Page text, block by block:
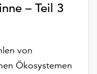
– Teil 3
von
Ökosystemen